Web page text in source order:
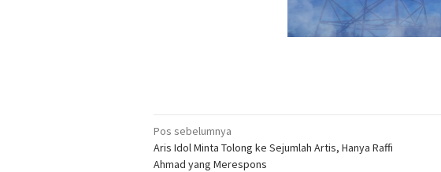
Navigasi
pos
Pos sebelumnya
Aris Idol Minta Tolong ke Sejumlah Artis, Hanya Raffi
Ahmad yang Merespons